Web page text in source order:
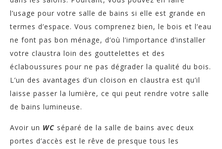
l’usage pour votre salle de bains si elle est grande en
termes d’espace. Vous comprenez bien, le bois et l’eau
ne font pas bon ménage, d’où l’importance d’installer
votre claustra loin des gouttelettes et des
éclaboussures pour ne pas dégrader la qualité du bois.
L’un des avantages d’un cloison en claustra est qu’il
laisse passer la lumière, ce qui peut rendre votre salle
de bains lumineuse.
Avoir un WC séparé de la salle de bains avec deux
portes d’accès est le rêve de presque tous les